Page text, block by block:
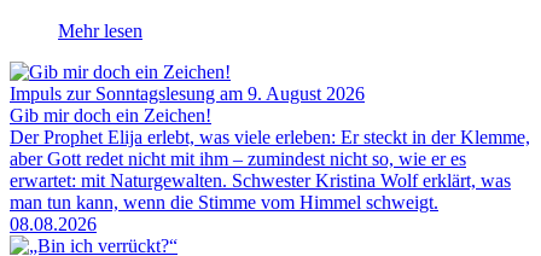
Mehr lesen
Impuls zur Sonntagslesung am 9. August 2026
Gib mir doch ein Zeichen!
Der Prophet Elija erlebt, was viele erleben: Er steckt in der Klemme,
aber Gott redet nicht mit ihm – zumindest nicht so, wie er es
erwartet: mit Naturgewalten. Schwester Kristina Wolf erklärt, was
man tun kann, wenn die Stimme vom Himmel schweigt.
08.08.2026